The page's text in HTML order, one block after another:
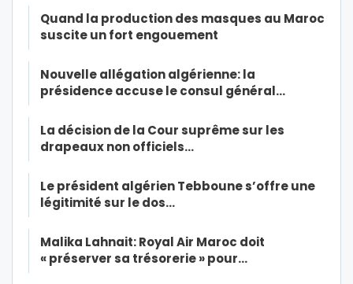
Quand la production des masques au Maroc
suscite un fort engouement
Nouvelle allégation algérienne: la
présidence accuse le consul général…
La décision de la Cour suprême sur les
drapeaux non officiels…
Le président algérien Tebboune s’offre une
légitimité sur le dos…
Malika Lahnait: Royal Air Maroc doit
« préserver sa trésorerie » pour…